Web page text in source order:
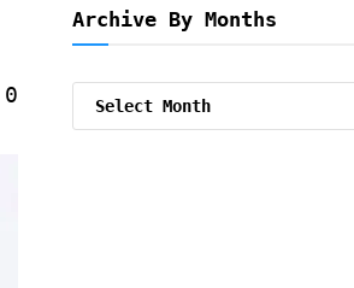
0
Archive By Months